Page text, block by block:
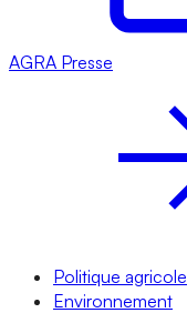
AGRA Presse
Politique agricole
Environnement